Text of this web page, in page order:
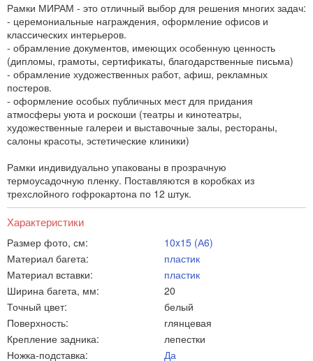
Рамки МИРАМ - это отличный выбор для решения многих задач:
- церемониальные награждения, оформление офисов и
классических интерьеров.
- обрамление документов, имеющих особенную ценность
(дипломы, грамоты, сертификаты, благодарственные письма)
- обрамление художественных работ, афиш, рекламных
постеров.
- оформление особых публичных мест для придания
атмосферы уюта и роскоши (театры и кинотеатры,
художественные галереи и выставочные залы, рестораны,
салоны красоты, эстетические клиники)
Рамки индивидуально упакованы в прозрачную
термоусадочную пленку. Поставляются в коробках из
трехслойного гофрокартона по 12 штук.
Характеристики
Размер фото, см:
10x15 (А6)
Материал багета:
пластик
Материал вставки:
пластик
Ширина багета, мм:
20
Точный цвет:
белый
Поверхность:
глянцевая
Крепление задника:
лепестки
Ножка-подставка:
Да